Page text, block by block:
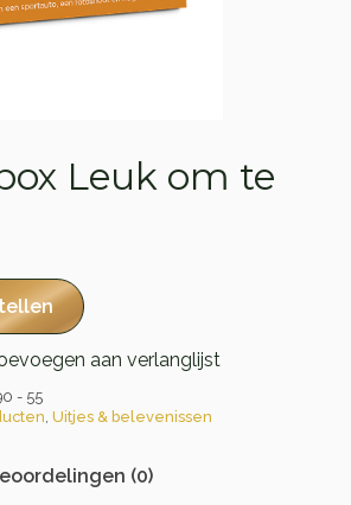
Leuk om te
aan verlanglijst
- 55
, Uitjes & belevenissen
(0)